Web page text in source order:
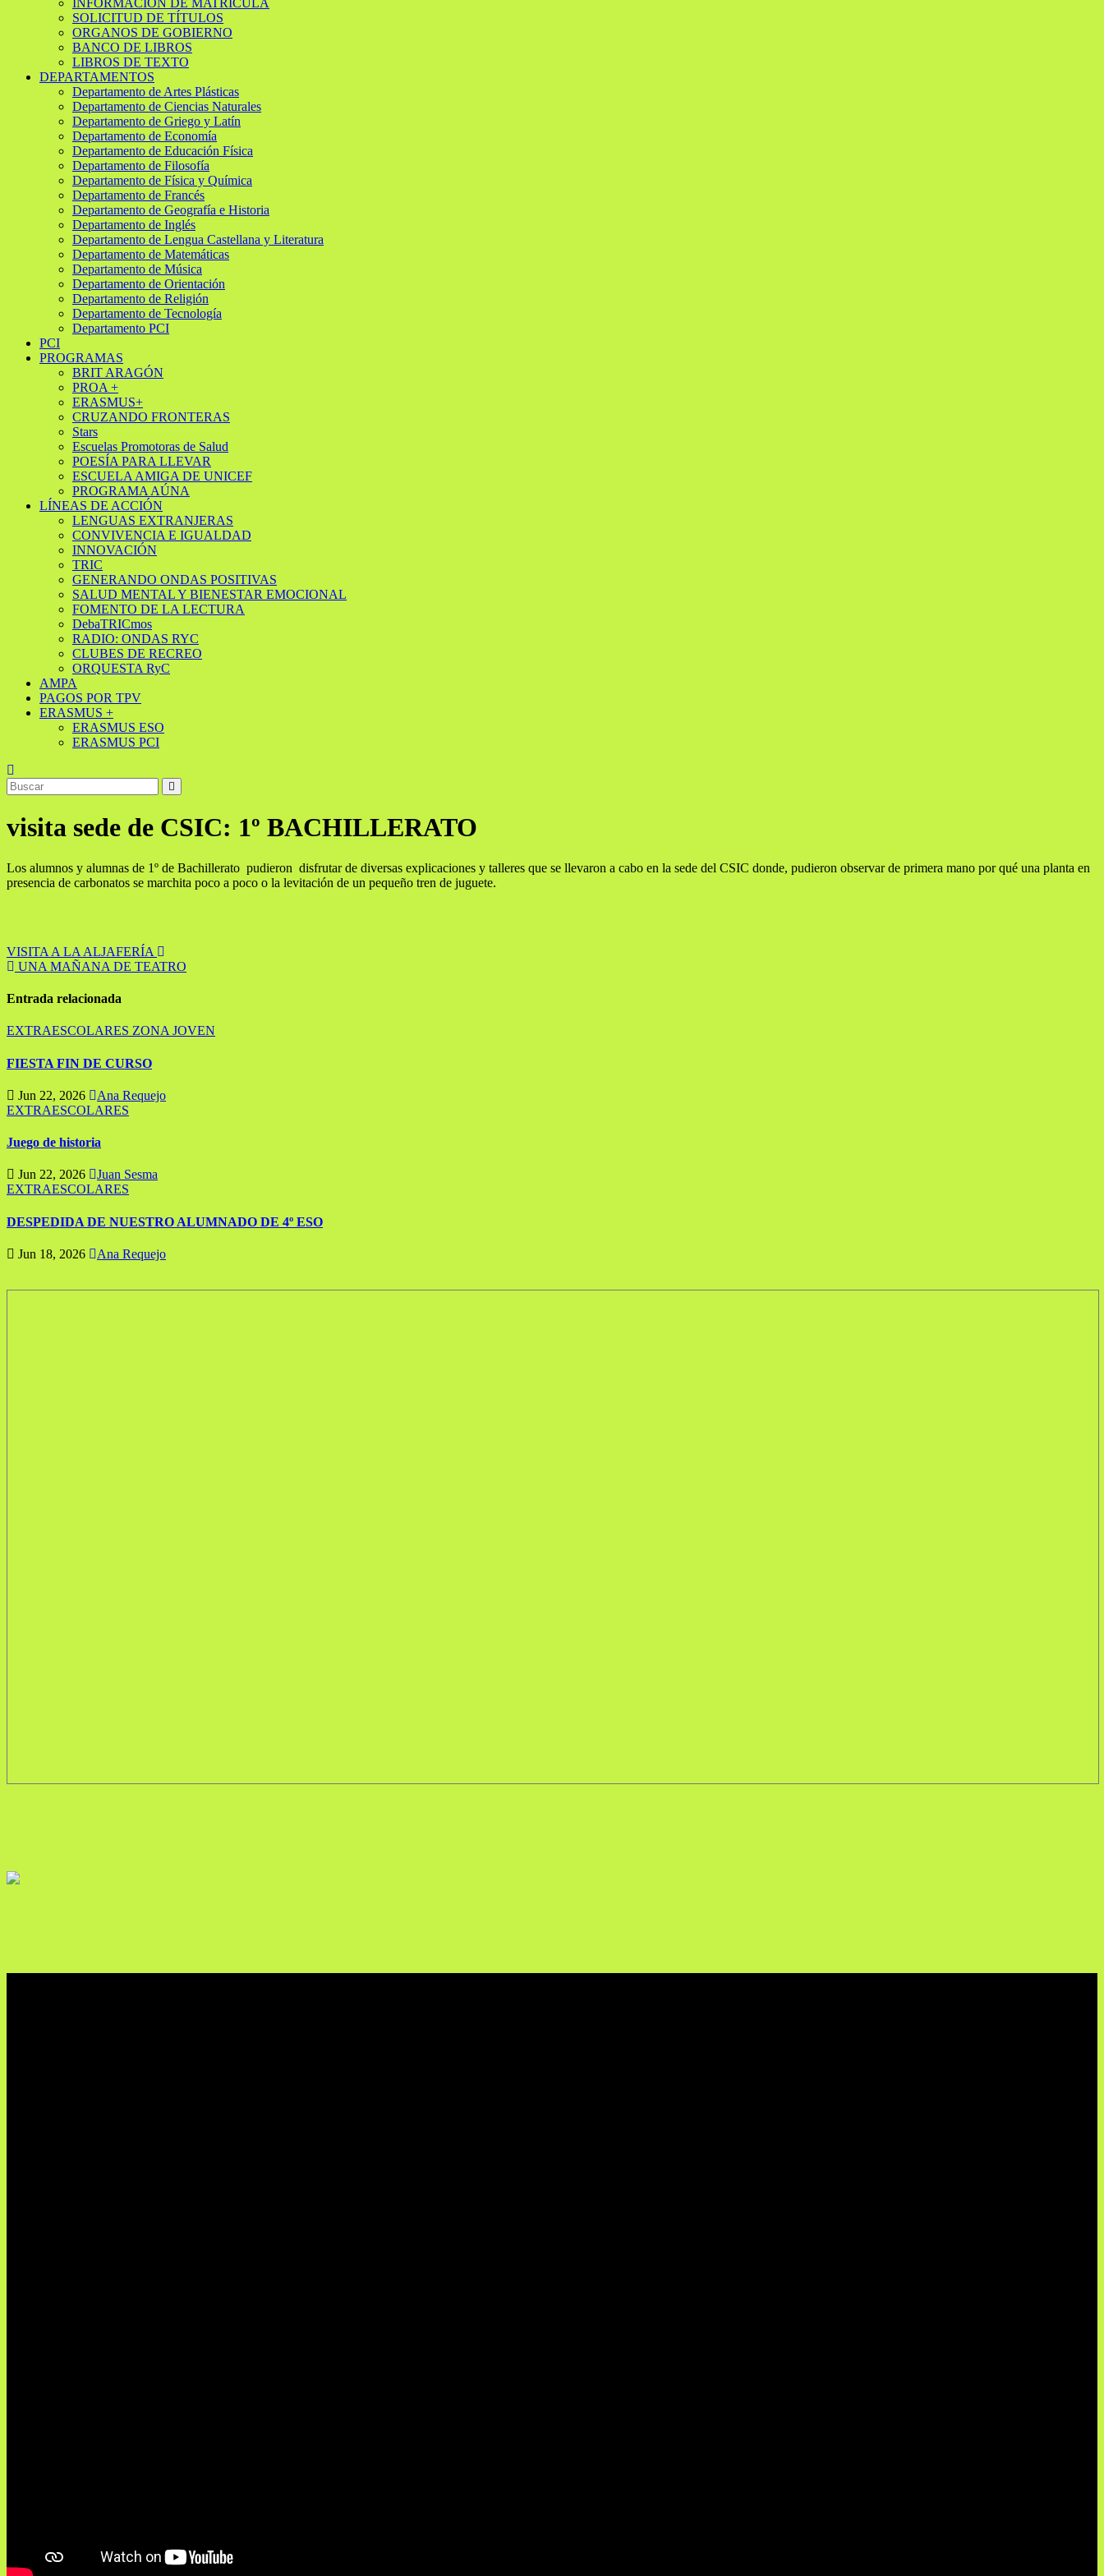
INFORMACIÓN DE MATRÍCULA
SOLICITUD DE TÍTULOS
ORGANOS DE GOBIERNO
BANCO DE LIBROS
LIBROS DE TEXTO
DEPARTAMENTOS
Departamento de Artes Plásticas
Departamento de Ciencias Naturales
Departamento de Griego y Latín
Departamento de Economía
Departamento de Educación Física
Departamento de Filosofía
Departamento de Física y Química
Departamento de Francés
Departamento de Geografía e Historia
Departamento de Inglés
Departamento de Lengua Castellana y Literatura
Departamento de Matemáticas
Departamento de Música
Departamento de Orientación
Departamento de Religión
Departamento de Tecnología
Departamento PCI
PCI
PROGRAMAS
BRIT ARAGÓN
PROA +
ERASMUS+
CRUZANDO FRONTERAS
Stars
Escuelas Promotoras de Salud
POESÍA PARA LLEVAR
ESCUELA AMIGA DE UNICEF
PROGRAMA AÚNA
LÍNEAS DE ACCIÓN
LENGUAS EXTRANJERAS
CONVIVENCIA E IGUALDAD
INNOVACIÓN
TRIC
GENERANDO ONDAS POSITIVAS
SALUD MENTAL Y BIENESTAR EMOCIONAL
FOMENTO DE LA LECTURA
DebaTRICmos
RADIO: ONDAS RYC
CLUBES DE RECREO
ORQUESTA RyC
AMPA
PAGOS POR TPV
ERASMUS +
ERASMUS ESO
ERASMUS PCI
visita sede de CSIC: 1º BACHILLERATO
Los alumnos y alumnas de 1º de Bachillerato pudieron disfrutar de diversas explicaciones y talleres que se llevaron a cabo en la sede del CSIC donde, pudieron observar de primera mano por qué una planta en
presencia de carbonatos se marchita poco a poco o la levitación de un pequeño tren de juguete.
Navegación
de
entradas
VISITA A LA ALJAFERÍA
UNA MAÑANA DE TEATRO
Entrada relacionada
EXTRAESCOLARES ZONA JOVEN
FIESTA FIN DE CURSO
Jun 22, 2026
Ana Requejo
EXTRAESCOLARES
Juego de historia
Jun 22, 2026
Juan Sesma
EXTRAESCOLARES
DESPEDIDA DE NUESTRO ALUMNADO DE 4º ESO
Jun 18, 2026 Ana Requejo